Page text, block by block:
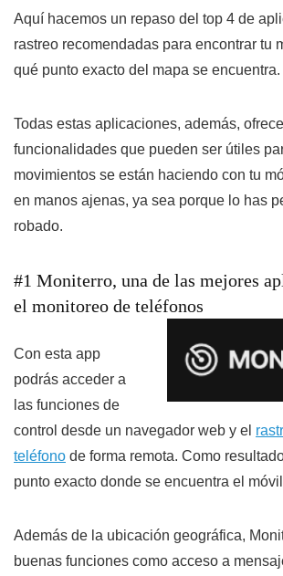
Aquí hacemos un repaso del top 4 de
rastreo recomendadas para encontrar tu
qué punto exacto del mapa se encuentra.
Todas estas aplicaciones, además,
funcionalidades que pueden ser útiles
movimientos se están haciendo con tu
en manos ajenas, ya sea porque lo has
robado.
#1 Moniterro, una de las mejores
el monitoreo de teléfonos
Con esta app
podrás acceder a
las funciones de
control desde un navegador web y el
teléfono de forma remota. Como
punto exacto donde se encuentra el
Además de la ubicación geográfica,
buenas funciones como acceso a